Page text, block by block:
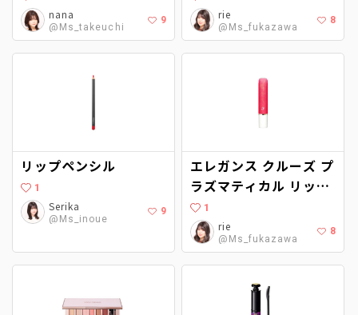
nana
@Ms_takeuchi
9 rie
@Ms_fukazawa
8
リップペンシル
1
Serika
@Ms_inoue
9
エレガンス クルーズ プ
ラズマティカル リップ
グロス PK03
1
rie
@Ms_fukazawa
8